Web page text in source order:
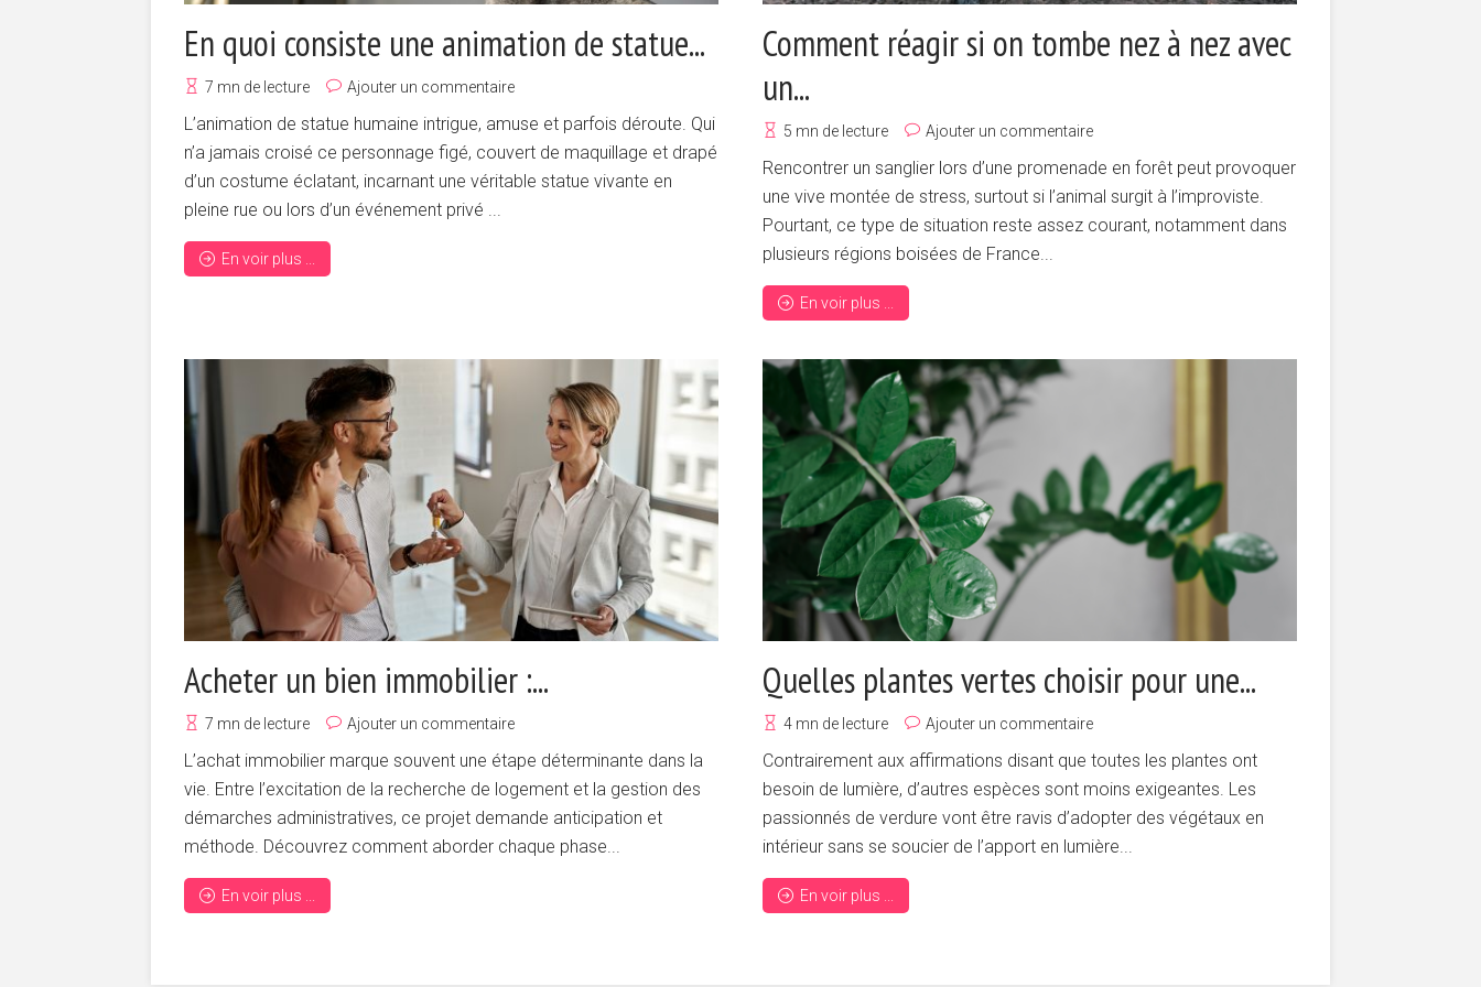
En quoi consiste une animation de statue...
7 mn de lecture Ajouter un commentaire
L’animation de statue humaine intrigue, amuse et parfois déroute. Qui
n’a jamais croisé ce personnage figé, couvert de maquillage et drapé
d’un costume éclatant, incarnant une véritable statue vivante en
pleine rue ou lors d’un événement privé ...
En voir plus ...
Comment réagir si on tombe nez à nez avec
un...
5 mn de lecture Ajouter un commentaire
Rencontrer un sanglier lors d’une promenade en forêt peut provoquer
une vive montée de stress, surtout si l’animal surgit à l’improviste.
Pourtant, ce type de situation reste assez courant, notamment dans
plusieurs régions boisées de France...
En voir plus ...
Acheter un bien immobilier :...
7 mn de lecture Ajouter un commentaire
L’achat immobilier marque souvent une étape déterminante dans la
vie. Entre l’excitation de la recherche de logement et la gestion des
démarches administratives, ce projet demande anticipation et
méthode. Découvrez comment aborder chaque phase...
En voir plus ...
Quelles plantes vertes choisir pour une...
4 mn de lecture Ajouter un commentaire
Contrairement aux affirmations disant que toutes les plantes ont
besoin de lumière, d’autres espèces sont moins exigeantes. Les
passionnés de verdure vont être ravis d’adopter des végétaux en
intérieur sans se soucier de l’apport en lumière...
En voir plus ...